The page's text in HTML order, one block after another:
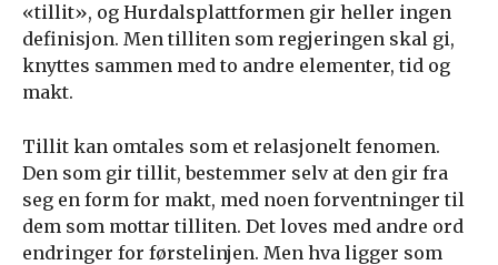
«tillit», og Hurdalsplattformen gir heller ingen
definisjon. Men tilliten som regjeringen skal gi,
knyttes sammen med to andre elementer, tid og
makt.
Tillit kan omtales som et relasjonelt fenomen.
Den som gir tillit, bestemmer selv at den gir fra
seg en form for makt, med noen forventninger til
dem som mottar tilliten. Det loves med andre ord
endringer for førstelinjen. Men hva ligger som